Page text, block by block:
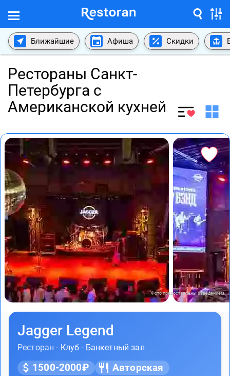
Ближайшие Афиша Скидки
Рестораны Санкт-
Петербурга с
Американской кухней
Фото предоставлены заведением
Jagger Legend
Ресторан · Клуб · Банкетный зал
1500-2000₽ Авторская